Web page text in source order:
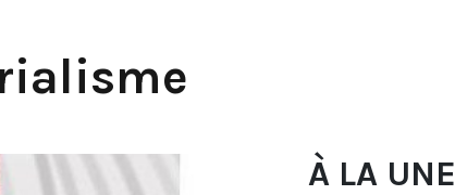
À LA UNE